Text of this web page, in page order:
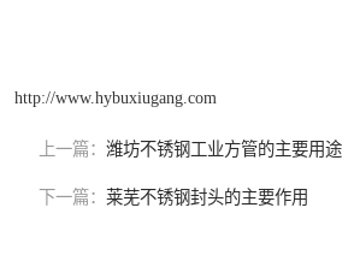
http://www.hybuxiugang.com
上一篇： 潍坊不锈钢工业方管的主要用途
下一篇： 莱芜不锈钢封头的主要作用